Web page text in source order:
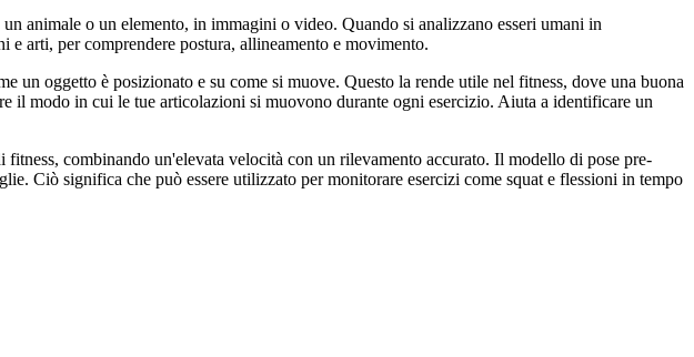
animale o un elemento, in immagini o video. Quando si analizzano esseri umani in
arti, per comprendere postura, allineamento e movimento.
oggetto è posizionato e su come si muove. Questo la rende utile nel fitness, dove una buona
il modo in cui le tue articolazioni si muovono durante ogni esercizio. Aiuta a identificare un
combinando un'elevata velocità con un rilevamento accurato. Il modello di pose pre-
Ciò significa che può essere utilizzato per monitorare esercizi come squat e flessioni in tempo